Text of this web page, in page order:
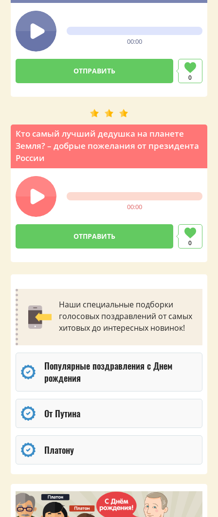
00:00
0
Кто самый лучший дедушка на планете
Земля? – добрые пожелания от президента
России
00:00
0
Наши специальные подборки
голосовых поздравлений от самых
хитовых до интересных новинок!
Популярные поздравления с Днем
рождения
От Путина
Платону